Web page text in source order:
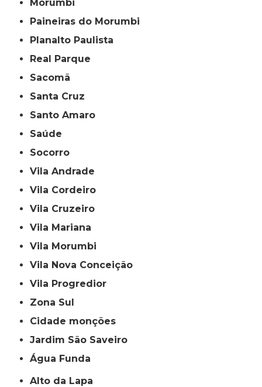
Morumbi
Paineiras do Morumbi
Planalto Paulista
Real Parque
Sacomã
Santa Cruz
Santo Amaro
Saúde
Socorro
Vila Andrade
Vila Cordeiro
Vila Cruzeiro
Vila Mariana
Vila Morumbi
Vila Nova Conceição
Vila Progredior
Zona Sul
cidade monções
jardim São Saveiro
Água Funda
Alto da Lapa